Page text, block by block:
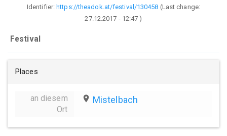
Identifier:https://theadok.at/festival/130458 (Last change:
27.12.2017 - 12:47 )
Festival
Places
an diesem
Ort
place Mistelbach